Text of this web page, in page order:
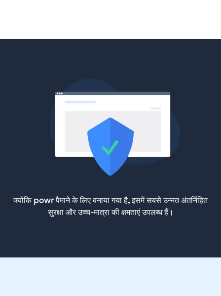
क्योंकि powr पैमाने के लिए बनाया गया है, इसमें सबसे उन्नत अंतर्निहित
सुरक्षा और उच्च-मात्रा की क्षमताएं उपलब्ध हैं।